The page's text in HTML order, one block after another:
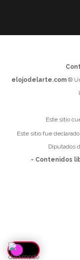
elojodelarte.com®
Este sitio
Este sitio fue
Diputados
- Contenidos